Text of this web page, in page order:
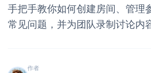
手把手教你如何创建房间、管理
常见问题，并为团队录制讨论内
作者